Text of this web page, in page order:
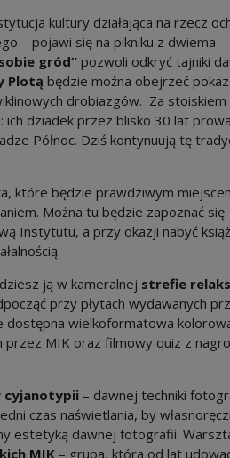
kultury działająca na rzecz
– pojawi się na pikniku z dwiema
gród”pozwoli odkryć tajniki
Plotą będzie można obejrzeć pokaz
drobiazgów. Za stoiskiem
dziadek przez blisko 30 lat
Północ. Dziś kontynuują tę
które będzie prawdziwym
Można tu będzie zapoznać się
Instytutu, a przy okazji nabyć
ją w kameralnej strefie
przy płytach wydawanych
dostępna wielkoformatowa
przez MIK oraz filmowy quiz z
– dawnej techniki
czas naświetlania, by
estetyką dawnej fotografii.
MIK – grupa, która od lat